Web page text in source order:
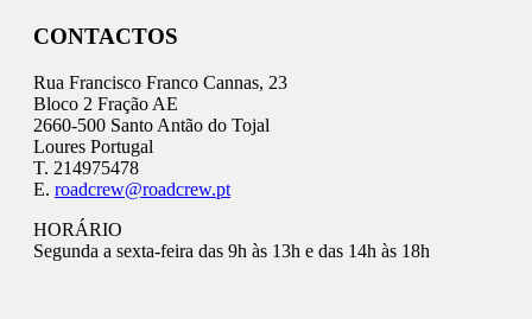
CONTACTOS
Rua Francisco Franco Cannas, 23
Bloco 2 Fração AE
2660-500 Santo Antão do Tojal
Loures Portugal
T. 214975478
E. roadcrew@roadcrew.pt
HORÁRIO
Segunda a sexta-feira das 9h às 13h e das 14h às 18h